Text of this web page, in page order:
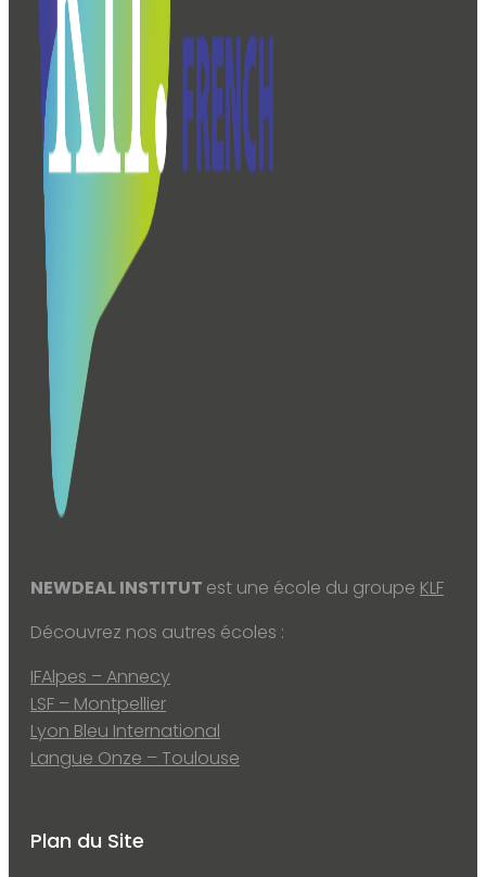
NEWDEAL INSTITUT est une école du groupe KLF
Découvrez nos autres écoles :
IFAlpes – Annecy
LSF – Montpellier
Lyon Bleu International
Langue Onze – Toulouse
Plan du Site